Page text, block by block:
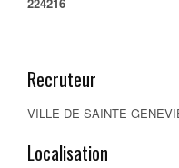
Recruteur
VILLE DE SAINTE
Localisation